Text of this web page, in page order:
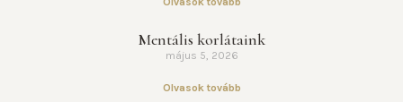
Mentális korlátaink
május 5, 2026
Olvasok tovább